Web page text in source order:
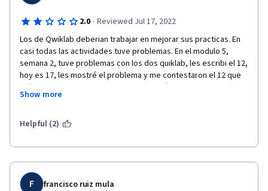
2.0 · Reviewed Jul 17, 2022
Los de Qwiklab deberian trabajar en mejorar sus practicas. En
casi todas las actividades tuve problemas. En el modulo 5,
semana 2, tuve problemas con los dos quiklab, les escribi el 12,
hoy es 17, les mostré el problema y me contestaron el 12 que
veían un error "continuado" y que se ponían a trabajar en
solucionarlo.
qwiklab.
puedo opinar abiertamente sobre lo que me parecen porque
me bloquearían, el curso, y el departamento de IT de qwiklab
todavía no se ha puesto en contacto conmigo.
Show more
Helpful (2)
F francisco ruiz mula